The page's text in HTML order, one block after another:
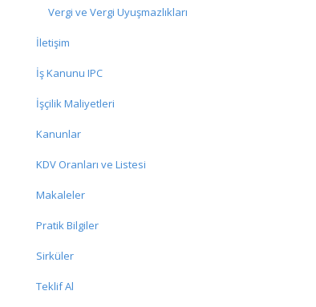
Vergi ve Vergi Uyuşmazlıkları
İletişim
İş Kanunu IPC
İşçilik Maliyetleri
Kanunlar
KDV Oranları ve Listesi
Makaleler
Pratik Bilgiler
Sirküler
Teklif Al